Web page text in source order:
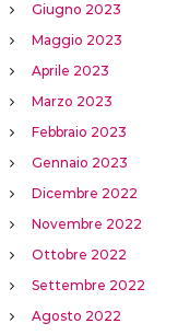
Giugno 2023
Maggio 2023
Aprile 2023
Marzo 2023
Febbraio 2023
Gennaio 2023
Dicembre 2022
Novembre 2022
Ottobre 2022
Settembre 2022
Agosto 2022